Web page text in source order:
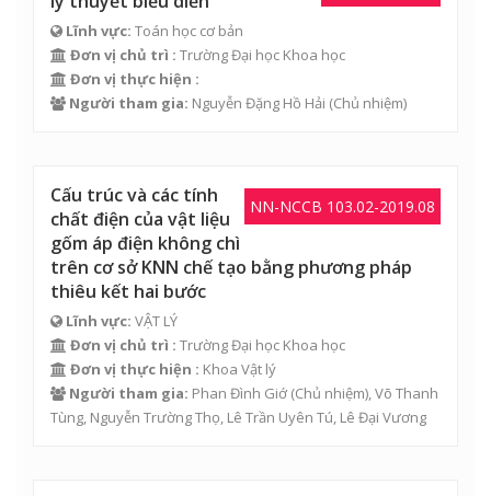
Lĩnh vực: Toán học cơ bản
Đơn vị chủ trì : Trường Đại học Khoa học
Đơn vị thực hiện :
Người tham gia: Nguyễn Đặng Hồ Hải (Chủ nhiệm)
NN-NCCB 103.02-2019.08
Cấu trúc và các tính
chất điện của vật liệu
gốm áp điện không chì
trên cơ sở KNN chế tạo bằng phương pháp
thiêu kết hai bước
Lĩnh vực: VẬT LÝ
Đơn vị chủ trì : Trường Đại học Khoa học
Đơn vị thực hiện : Khoa Vật lý
Người tham gia: Phan Đình Giớ (Chủ nhiệm),Võ Thanh
Tùng, Nguyễn Trường Thọ, Lê Trần Uyên Tú, Lê Đại Vương